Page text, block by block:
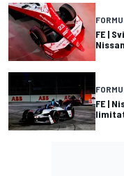
FE |
FE |